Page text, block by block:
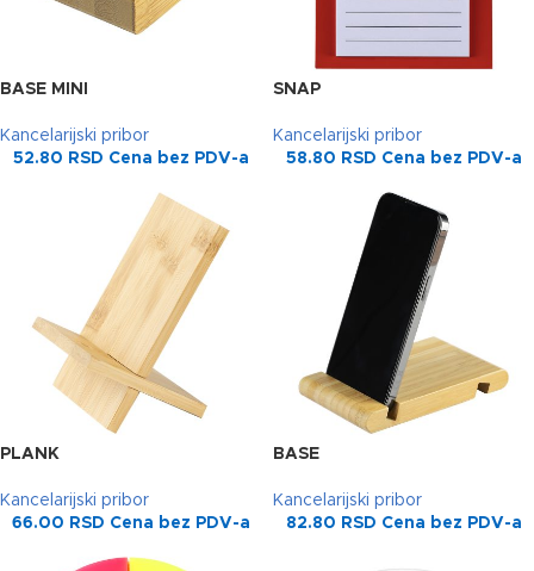
BASE MINI
Kancelarijski pribor
52.80 RSD Cena bez PDV-a
SNAP
Kancelarijski pribor
58.80 RSD Cena bez PDV-a
PLANK
Kancelarijski pribor
66.00 RSD Cena bez PDV-a
BASE
Kancelarijski pribor
82.80 RSD Cena bez PDV-a